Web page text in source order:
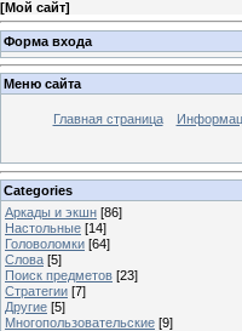
[Мой сайт]
Форма входа
Меню сайта
Главная страница
Categories
Аркады и экшн [86]
Настольные [14]
Головоломки [64]
Слова [5]
Поиск предметов [23]
Стратегии [7]
Другие [5]
Многопользовательские [9]